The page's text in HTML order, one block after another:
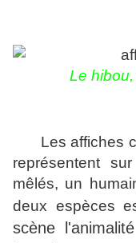
Le
Les affiches
représentent
mêlés, un
deux espèces
scène